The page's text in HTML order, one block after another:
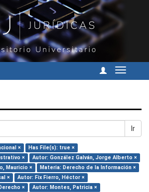
Cambiar
Ir
×
Has File(s): true ×
×
Autor: González Galván, Jorge Alberto ×
Mauricio ×
Materia: Derecho de la Información ×
×
Autor: Fix Fierro, Héctor ×
×
Autor: Montes, Patricia ×